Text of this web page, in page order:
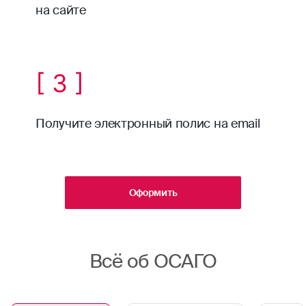
на сайте
[ 3 ]
Получите электронный полис на email
Оформить
Всё об ОСАГО